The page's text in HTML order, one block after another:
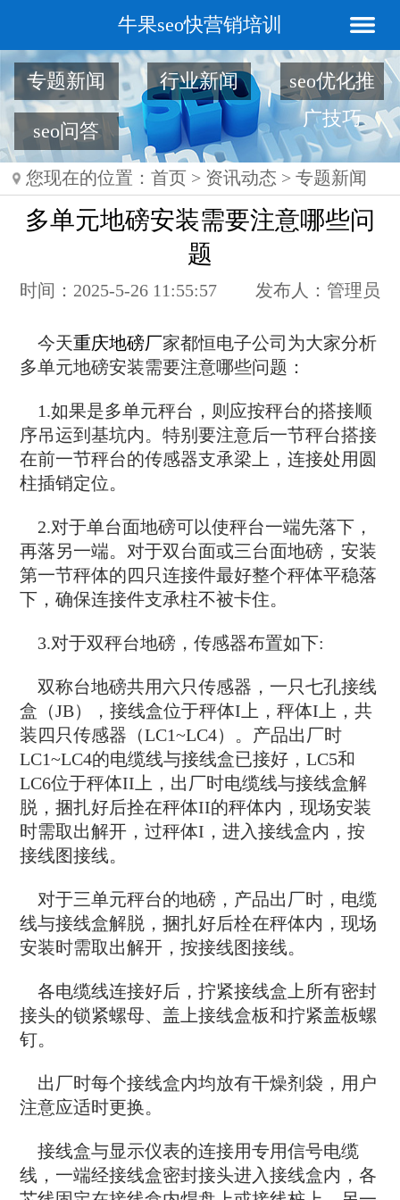
牛果seo快营销培训
专题新闻 行业新闻
seo优化推
广技巧
seo问答
您现在的位置： 首页 > 资讯动态 > 专题新闻
多单元地磅安装需要注意哪些问
题
时间：2025-5-26 11:55:57 发布人：管理员
今天重庆地磅厂家都恒电子公司为大家分析
多单元地磅安装需要注意哪些问题：
1.如果是多单元秤台，则应按秤台的搭接顺
序吊运到基坑内。特别要注意后一节秤台搭接
在前一节秤台的传感器支承梁上，连接处用圆
柱插销定位。
2.对于单台面地磅可以使秤台一端先落下，
再落另一端。对于双台面或三台面地磅，安装
第一节秤体的四只连接件最好整个秤体平稳落
下，确保连接件支承柱不被卡住。
3.对于双秤台地磅，传感器布置如下:
双称台地磅共用六只传感器，一只七孔接线
盒（JB），接线盒位于秤体I上，秤体I上，共
装四只传感器（LC1~LC4）。产品出厂时
LC1~LC4的电缆线与接线盒已接好，LC5和
LC6位于秤体II上，出厂时电缆线与接线盒解
脱，捆扎好后拴在秤体II的秤体内，现场安装
时需取出解开，过秤体I，进入接线盒内，按
接线图接线。
对于三单元秤台的地磅，产品出厂时，电缆
线与接线盒解脱，捆扎好后栓在秤体内，现场
安装时需取出解开，按接线图接线。
各电缆线连接好后，拧紧接线盒上所有密封
接头的锁紧螺母、盖上接线盒板和拧紧盖板螺
钉。
出厂时每个接线盒内均放有干燥剂袋，用户
注意应适时更换。
接线盒与显示仪表的连接用专用信号电缆
线，一端经接线盒密封接头进入接线盒内，各